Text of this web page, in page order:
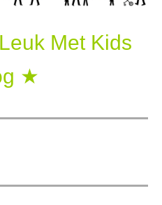
Met Kids
★